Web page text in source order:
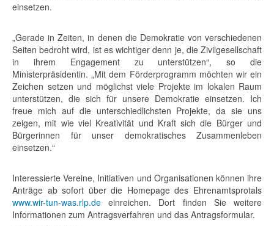
einsetzen.
„Gerade in Zeiten, in denen die Demokratie von verschiedenen
Seiten bedroht wird, ist es wichtiger denn je, die Zivilgesellschaft
in ihrem Engagement zu unterstützen“, so die
Ministerpräsidentin. „Mit dem Förderprogramm möchten wir ein
Zeichen setzen und möglichst viele Projekte im lokalen Raum
unterstützen, die sich für unsere Demokratie einsetzen. Ich
freue mich auf die unterschiedlichsten Projekte, da sie uns
zeigen, mit wie viel Kreativität und Kraft sich die Bürger und
Bürgerinnen für unser demokratisches Zusammenleben
einsetzen.“
Interessierte Vereine, Initiativen und Organisationen können ihre
Anträge ab sofort über die Homepage des Ehrenamtsprotals
www.wir-tun-was.rlp.de einreichen. Dort finden Sie weitere
Informationen zum Antragsverfahren und das Antragsformular.